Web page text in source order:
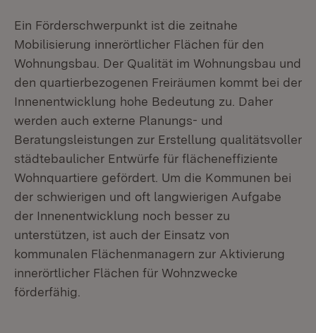
Ein Förderschwerpunkt ist die zeitnahe
Mobilisierung innerörtlicher Flächen für den
Wohnungsbau. Der Qualität im Wohnungsbau und
den quartierbezogenen Freiräumen kommt bei der
Innenentwicklung hohe Bedeutung zu. Daher
werden auch externe Planungs- und
Beratungsleistungen zur Erstellung qualitätsvoller
städtebaulicher Entwürfe für flächeneffiziente
Wohnquartiere gefördert. Um die Kommunen bei
der schwierigen und oft langwierigen Aufgabe
der Innenentwicklung noch besser zu
unterstützen, ist auch der Einsatz von
kommunalen Flächenmanagern zur Aktivierung
innerörtlicher Flächen für Wohnzwecke
förderfähig.